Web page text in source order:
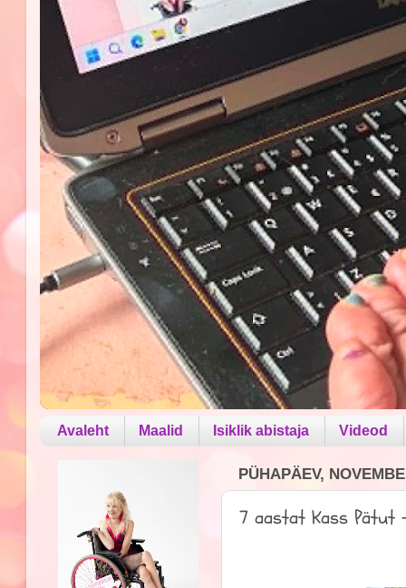
Avaleht Maalid Isiklik abistaja Videod
PÜHAPÄEV,
7 aastat Kass Pätut